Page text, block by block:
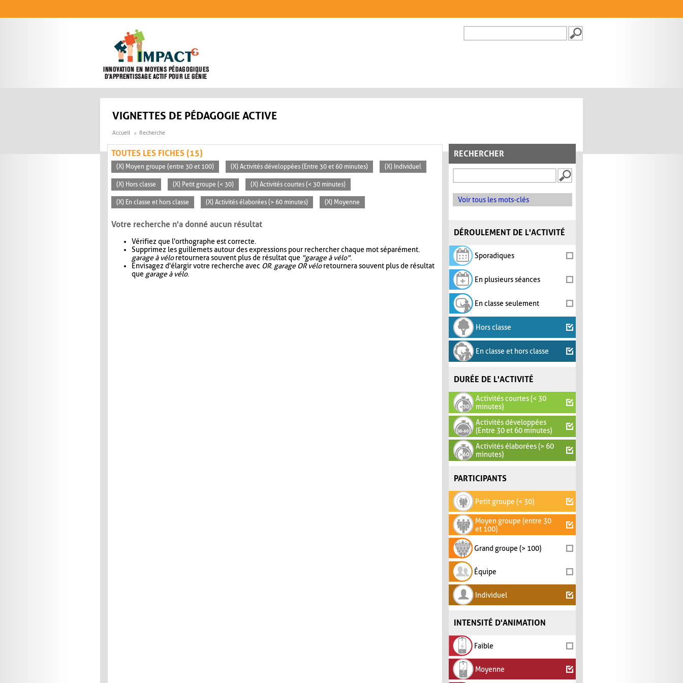
FORMULAIRE DE
VIGNETTES DE PÉDAGOGIE ACTIVE
Accueil Recherche
RECHERCHER
Voir tous les mots-clés
DÉROULEMENT DE L'ACTIVITÉ
Sporadiques
En plusieurs séances
En classe seulement
Hors classe
En classe et hors classe
DURÉE DE L'ACTIVITÉ
Activités courtes (< 30
minutes)
Activités développées
(Entre 30 et 60 minutes)
Activités élaborées (> 60
minutes)
PARTICIPANTS
Petit groupe (< 30)
Moyen groupe (entre 30
et 100)
Grand groupe (> 100)
Équipe
Individuel
INTENSITÉ D'ANIMATION
Faible
Moyenne
TOUTES LES FICHES (15)
(X) Moyen groupe (entre 30 et 100) (X) Activités développées (Entre 30 et 60 minutes) (X) Individuel
(X) Hors classe (X) Petit groupe (< 30) (X) Activités courtes (< 30 minutes)
(X) En classe et hors classe (X) Activités élaborées (> 60 minutes) (X) Moyenne
Votre recherche n'a donné aucun résultat
Vérifiez que l'orthographe est correcte.
Supprimez les guillemets autour des expressions pour rechercher chaque mot séparément.
garage à véloretournera souvent plus de résultat que "garage à vélo".
Envisagez d'élargir votre recherche avec OR. garage OR véloretournera souvent plus de résultat
que garage à vélo.